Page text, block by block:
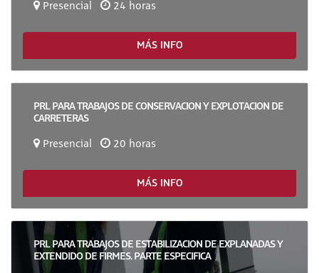
Presencial 24 horas
MÁS INFO
PRL PARA TRABAJOS DE CONSERVACION Y EXPLOTACION DE
CARRETERAS
Presencial 20 horas
MÁS INFO
PRL PARA TRABAJOS DE ESTABILIZACION DE EXPLANADAS Y
EXTENDIDO DE FIRMES. PARTE ESPECIFICA